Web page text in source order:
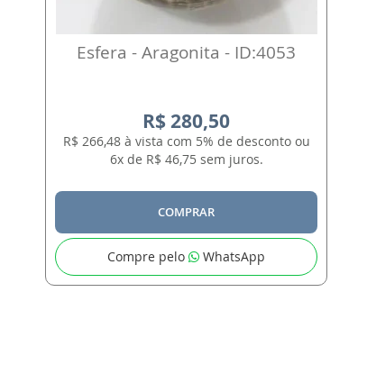
Esfera - Aragonita - ID:4053
R$ 280,50
R$ 266,48 à vista com 5% de desconto ou
6x de R$ 46,75 sem juros.
COMPRAR
Compre pelo WhatsApp